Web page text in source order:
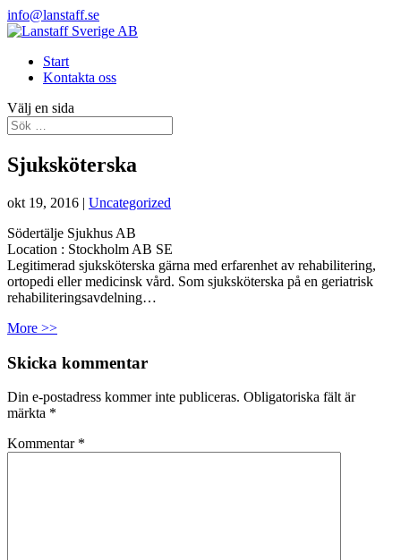
info@lanstaff.se
Start
Kontakta oss
Välj en sida
Sjuksköterska
okt 19, 2016 | Uncategorized
Södertälje Sjukhus AB
Location : Stockholm AB SE
Legitimerad sjuksköterska gärna med erfarenhet av rehabilitering,
ortopedi eller medicinsk vård. Som sjuksköterska på en geriatrisk
rehabiliteringsavdelning…
More >>
Skicka kommentar
Din e-postadress kommer inte publiceras. Obligatoriska fält är
märkta *
Kommentar *